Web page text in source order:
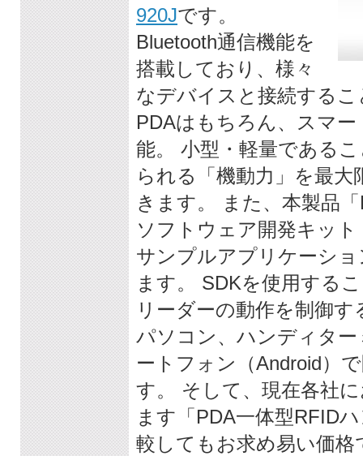
920Jです。
Bluetooth通信機能を
搭載しており、様々
なデバイスと接続する
PDAはもちろん、スマ
能。 小型・軽量である
られる「機動力」を最
きます。 また、本製品
ソフトウェア開発キッ
サンプルアプリケーシ
ます。 SDKを使用する
リーダーの動作を制御
パソコン、ハンディタ
ートフォン（Android）
す。 そして、現在各社
ます「PDA一体型RFID
較してもお求め易い価